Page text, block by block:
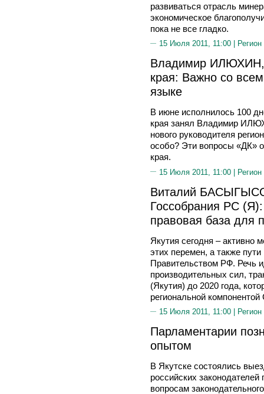
развиваться отрасль
экономическое
пока не все гладко.
15 Июля 2011, 11:00 |
Владимир ИЛЮХИН,
края: Важно со
языке
В июне исполнилось 100
края занял Владимир
нового руководителя
особо? Эти вопросы «ДК»
края.
15 Июля 2011, 11:00 | Регион
Виталий
Госсобрания РС
правовая база для
Якутия сегодня – активно
этих перемен, а также
Правительством РФ. Речь
производительных сил,
(Якутия) до 2020 года,
региональной компонентой
15 Июля 2011, 11:00 |
Парламентарии
опытом
В Якутске состоялись
российских
вопросам